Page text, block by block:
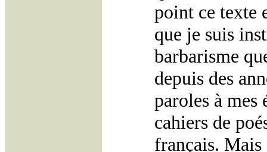
point ce texte
que je suis
barbarisme
depuis des
paroles à mes
cahiers de
français. Mais